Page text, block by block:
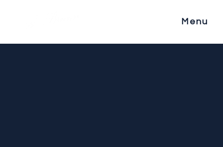
Menu